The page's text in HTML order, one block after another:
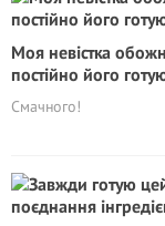
Моя невістка
постійно його
Смачного!